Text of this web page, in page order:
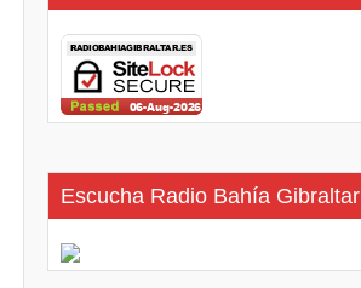
Escucha Radio Bahía Gibraltar